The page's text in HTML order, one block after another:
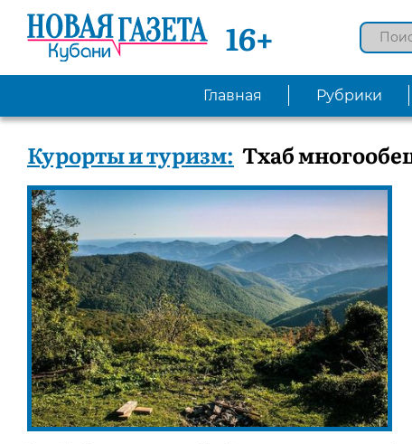
16+
Главная Рубрики
Курорты и туризм: Тхаб